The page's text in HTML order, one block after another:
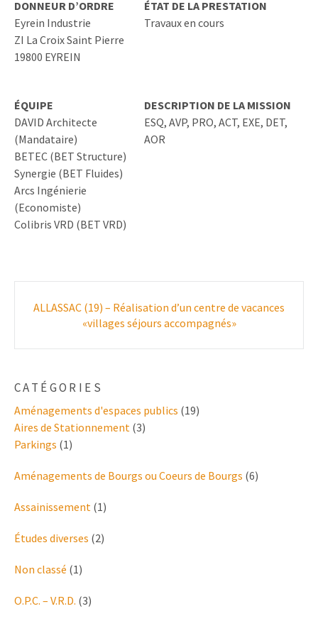
DONNEUR D’ORDRE
Eyrein Industrie
ZI La Croix Saint Pierre
19800 EYREIN
ÉTAT DE LA PRESTATION
Travaux en cours
ÉQUIPE
DAVID Architecte
(Mandataire)
BETEC (BET Structure)
Synergie (BET Fluides)
Arcs Ingénierie
(Economiste)
Colibris VRD (BET VRD)
DESCRIPTION DE LA MISSION
ESQ, AVP, PRO, ACT, EXE, DET,
AOR
navigation
ALLASSAC (19) – Réalisation d’un centre de vacances
«villages séjours accompagnés»
CATÉGORIES
Aménagements d'espaces publics (19)
Aires de Stationnement (3)
Parkings (1)
Aménagements de Bourgs ou Coeurs de Bourgs (6)
Assainissement (1)
Études diverses (2)
Non classé (1)
O.P.C. – V.R.D. (3)